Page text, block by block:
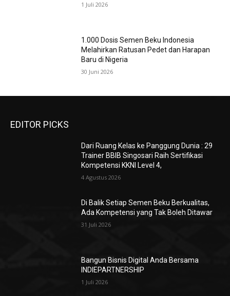
1 Juli 2026
1.000 Dosis Semen Beku Indonesia
Melahirkan Ratusan Pedet dan Harapan
Baru di Nigeria
30 Juni 2026
EDITOR PICKS
Dari Ruang Kelas ke Panggung Dunia : 29
Trainer BBIB Singosari Raih Sertifikasi
Kompetensi KKNI Level 4,
4 Agustus 2026
Di Balik Setiap Semen Beku Berkualitas,
Ada Kompetensi yang Tak Boleh Ditawar
31 Juli 2026
Bangun Bisnis Digital Anda Bersama
INDIEPARTNERSHIP
1 Juli 2026